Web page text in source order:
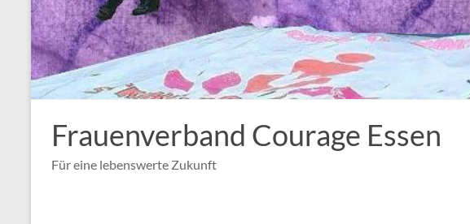
Frauenverband Courage Essen
Für eine lebenswerte Zukunft